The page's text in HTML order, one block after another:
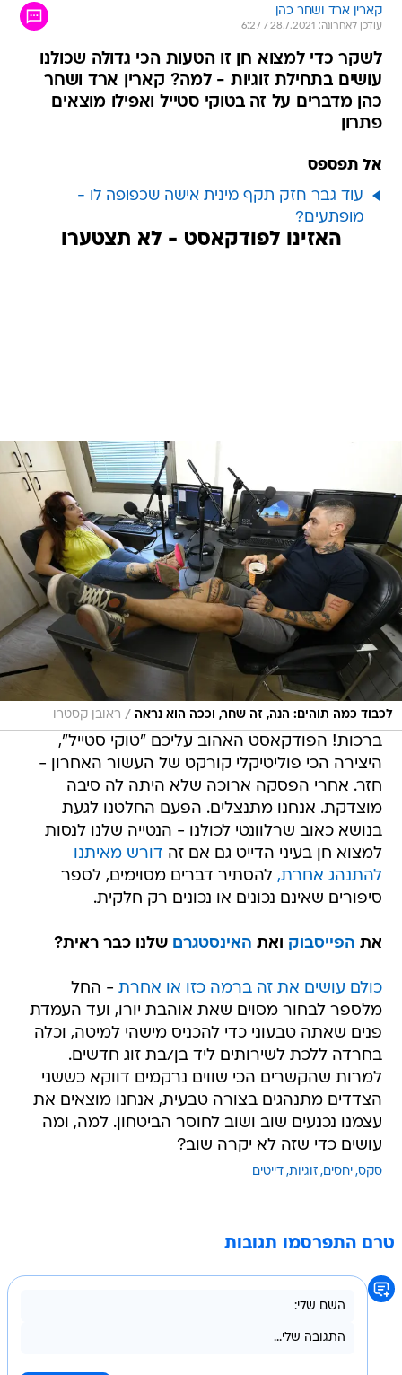
קארין ארד ושחר כהן
עודכן לאחרונה: 28.7.2021 / 6:27
לשקר כדי למצוא חן זו הטעות הכי גדולה שכולנו
עושים בתחילת זוגיות - למה? קארין ארד ושחר
כהן מדברים על זה בטוקי סטייל ואפילו מוצאים
פתרון
אל תפספס
עוד גבר חזק תקף מינית אישה שכפופה לו -
מופתעים?
האזינו לפודקאסט - לא תצטערו
לכבוד כמה תוהים: הנה, זה שחר, וככה הוא נראה / ראובן קסטרו
ברכות! הפודקאסט האהוב עליכם "טוקי סטייל",
היצירה הכי פוליטיקלי קורקט של העשור האחרון -
חזר. אחרי הפסקה ארוכה שלא היתה לה סיבה
מוצדקת. אנחנו מתנצלים. הפעם החלטנו לגעת
בנושא כאוב שרלוונטי לכולנו - הנטייה שלנו לנסות
למצוא חן בעיני הדייט גם אם זה דורש מאיתנו
להתנהג אחרת, להסתיר דברים מסוימים, לספר
סיפורים שאינם נכונים או נכונים רק חלקית.
את הפייסבוק ואת האינסטגרם שלנו כבר ראית?
כולם עושים את זה ברמה כזו או אחרת - החל
מלספר לבחור מסוים שאת אוהבת יורו, ועד העמדת
פנים שאתה טבעוני כדי להכניס מישהי למיטה, וכלה
בחרדה ללכת לשירותים ליד בן/בת זוג חדשים.
למרות שהקשרים הכי שווים נרקמים דווקא כששני
הצדדים מתנהגים בצורה טבעית, אנחנו מוצאים את
עצמנו נכנעים שוב ושוב לחוסר הביטחון. למה, ומה
עושים כדי שזה לא יקרה שוב?
סקס יחסים זוגיות דייטים
טרם התפרסמו תגובות